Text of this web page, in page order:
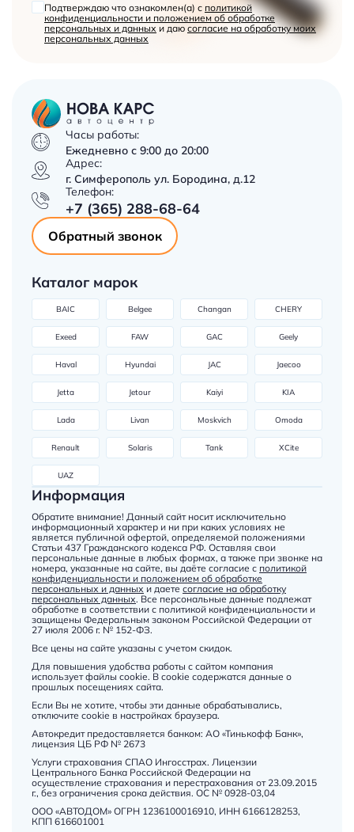
Подтверждаю что ознакомлен(а) с политикой
конфиденциальности и положением об обработке
персональных и данных и даю согласие на обработку моих
персональных данных
Часы работы:
Ежедневно с 9:00 до 20:00
Адрес:
г. Симферополь ул. Бородина, д.12
Телефон:
+7 (365) 288-68-64
Обратный звонок
Каталог марок
BAIC Belgee Changan CHERY
Exeed FAW GAC Geely
Haval Hyundai JAC Jaecoo
Jetta Jetour Kaiyi KIA
Lada Livan Moskvich Omoda
Renault Solaris Tank XCite
UAZ
Информация
Обратите внимание! Данный сайт носит исключительно
информационный характер и ни при каких условиях не
является публичной офертой, определяемой положениями
Статьи 437 Гражданского кодекса РФ. Оставляя свои
персональные данные в любых формах, а также при звонке на
номера, указанные на сайте, вы даёте согласие с политикой
конфиденциальности и положением об обработке
персональных и данных и даете согласие на обработку
персональных данных. Все персональные данные подлежат
обработке в соответствии с политикой конфиденциальности и
защищены Федеральным законом Российской Федерации от
27 июля 2006 г. № 152-ФЗ.
Все цены на сайте указаны с учетом скидок.
Для повышения удобства работы с сайтом компания
использует файлы cookie. В cookie содержатся данные о
прошлых посещениях сайта.
Если Вы не хотите, чтобы эти данные обрабатывались,
отключите cookie в настройках браузера.
Автокредит предоставляется банком: АО «Тинькофф Банк»,
лицензия ЦБ РФ № 2673
Услуги страхования СПАО Ингосстрах. Лицензии
Центрального Банка Российской Федерации на
осуществление страхования и перестрахования от 23.09.2015
г., без ограничения срока действия. ОС № 0928-03,04
ООО «АВТОДОМ» ОГРН 1236100016910, ИНН 6166128253,
КПП 616601001